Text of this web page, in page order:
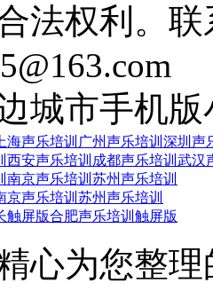
法权利。
城市手机版
上海声乐培训 广州声乐培训 深圳声
西安声乐培训 成都声乐培训 武汉
南京声乐培训 苏州声乐培训
京声乐培训 苏州声乐培训
触屏版合肥声乐培训触屏版
心为您整